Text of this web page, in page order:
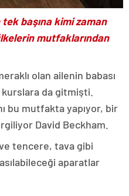
başına kimi zaman
mutfaklarından
olan ailenin babası
da gitmişti.
bu mutfakta yapıyor, bir
David Beckham.
tencere, tava gibi
aparatlar